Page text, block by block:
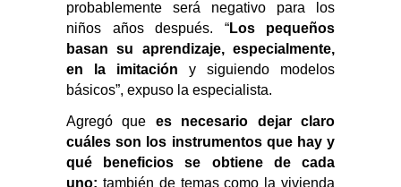
probablemente será negativo para los
niños años después. “Los pequeños
basan su aprendizaje, especialmente,
en la imitación y siguiendo modelos
básicos”, expuso la especialista.
Agregó que es necesario dejar claro
cuáles son los instrumentos que hay y
qué beneficios se obtiene de cada
uno; también de temas como la vivienda